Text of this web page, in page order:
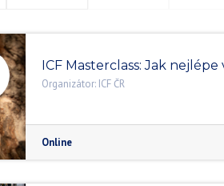
ICF Masterclass: Jak
Organizátor: ICF ČR
Online